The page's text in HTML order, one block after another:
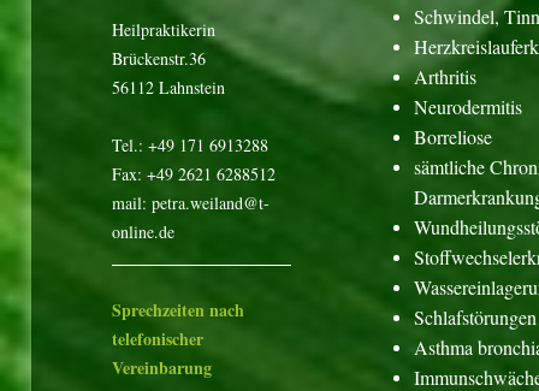
Schwindel,
Arthritis
Neurodermitis
Borreliose
sämtliche
Schlafstörungen
Asthma
Heilpraktikerin
Brückenstr.36
56112 Lahnstein
Tel.: +49 171 6913288
Fax: +49 2621 6288512
mail: petra.weiland@t-
online.de
Sprechzeiten nach
telefonischer
Vereinbarung